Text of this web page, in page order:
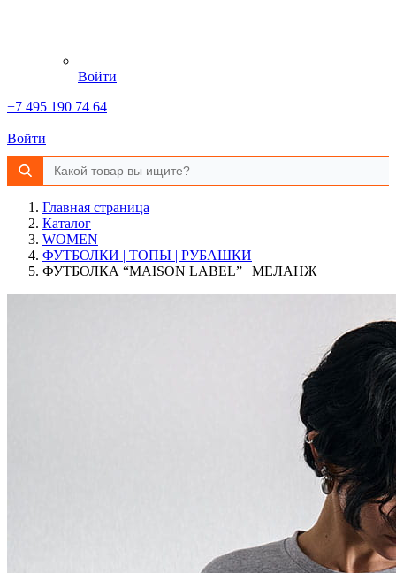
Войти
+7 495 190 74 64
Войти
Главная страница
Каталог
WOMEN
ФУТБОЛКИ | ТОПЫ | РУБАШКИ
ФУТБОЛКА “MAISON LABEL” | МЕЛАНЖ